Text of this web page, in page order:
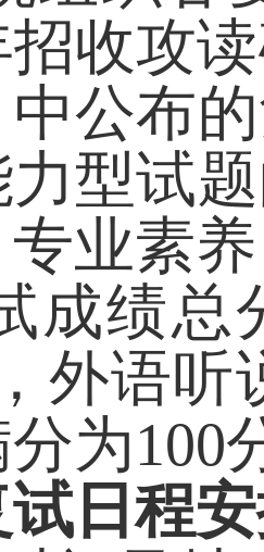
组织各
招收攻
公布
型试
专业素
成绩总
外语听
分为100